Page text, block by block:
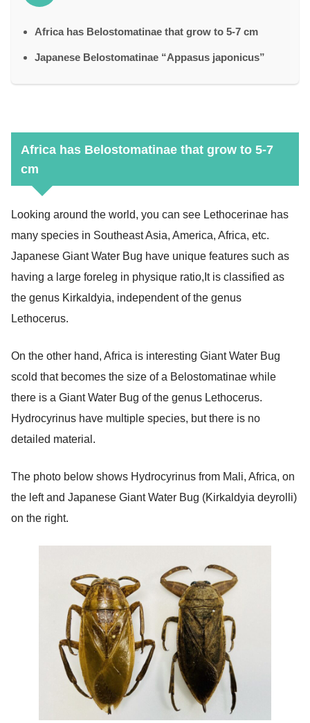
Africa has Belostomatinae that grow to 5-7 cm
Japanese Belostomatinae “Appasus japonicus”
Africa has Belostomatinae that grow to 5-7
cm
Looking around the world, you can see Lethocerinae has
many species in Southeast Asia, America, Africa, etc.
Japanese Giant Water Bug have unique features such as
having a large foreleg in physique ratio, It is classified as
the genus Kirkaldyia, independent of the genus
Lethocerus.
On the other hand, Africa is interesting Giant Water Bug
scold that becomes the size of a Belostomatinae while
there is a Giant Water Bug of the genus Lethocerus.
Hydrocyrinus have multiple species, but there is no
detailed material.
The photo below shows Hydrocyrinus from Mali, Africa, on
the left and Japanese Giant Water Bug (Kirkaldyia deyrolli)
on the right.